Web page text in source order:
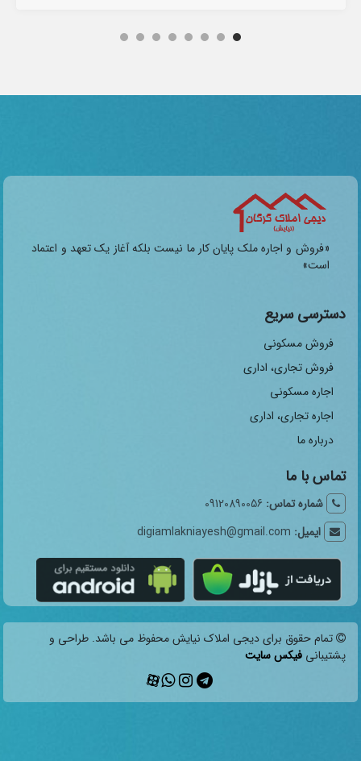
«فروش و اجاره ملک پایان کار ما نیست بلکه آغاز یک تعهد و اعتماد
است»
دسترسی سریع
فروش مسکونی
فروش تجاری، اداری
اجاره مسکونی
اجاره تجاری، اداری
درباره ما
تماس با ما
شماره تماس: 09120890056
ایمیل: digiamlakniayesh@gmail.com
تمام حقوق برای دیجی املاک نیایش محفوظ می باشد. طراحی و
پشتیبانی فیکس سایت